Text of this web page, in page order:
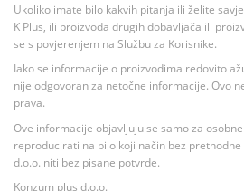
Ukoliko imate bilo kakvih pitanja ili želite
K Plus, ili proizvoda drugih dobavljača ili
se s povjerenjem na Službu za Korisnike.
Iako se informacije o proizvodima redovito
nije odgovoran za netočne informacije. Ovo
prava.
Ove informacije objavljuju se samo za
reproducirati na bilo koji način bez
d.o.o. niti bez pisane potvrde.
Konzum plus d.o.o.